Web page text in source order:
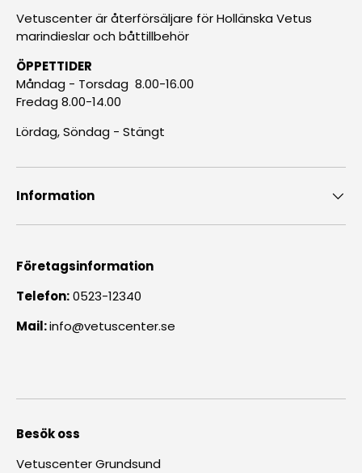
Vetuscenter är återförsäljare för Hollänska Vetus
marindieslar och båttillbehör
ÖPPETTIDER
Måndag - Torsdag 8.00-16.00
Fredag 8.00-14.00
Lördag, Söndag - Stängt
Information
Företagsinformation
Telefon:0523-12340
Mail:info@vetuscenter.se
Besök oss
Vetuscenter Grundsund